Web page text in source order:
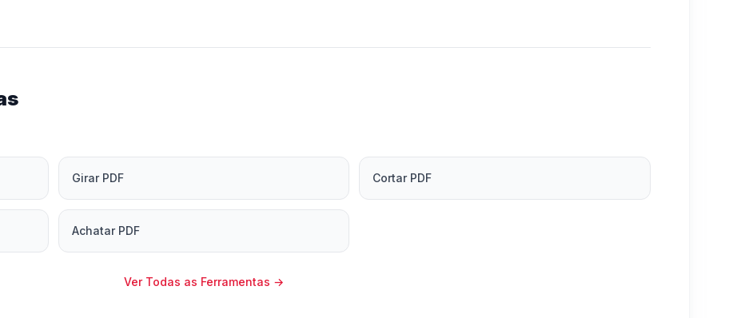
Girar PDF Cortar PDF
Achatar PDF
Ver Todas as Ferramentas →